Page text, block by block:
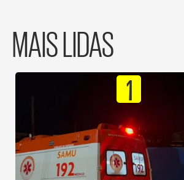
MAIS LIDAS
1